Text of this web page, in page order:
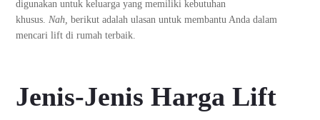
digunakan untuk keluarga yang memiliki kebutuhan
khusus.Nah,berikut adalah ulasan untuk membantu Anda dalam
mencari lift di rumah terbaik.
Jenis-Jenis Harga Lift